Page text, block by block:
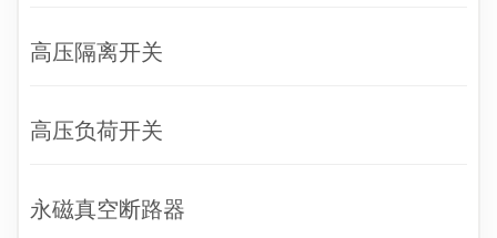
高压隔离开关
高压负荷开关
永磁真空断路器